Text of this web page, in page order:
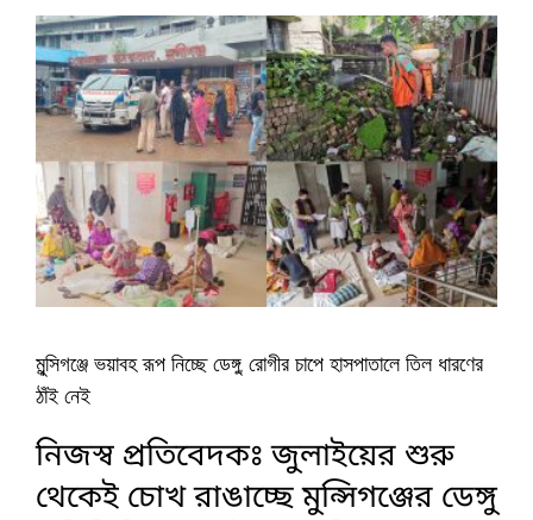
মুন্সিগঞ্জে ভয়াবহ রূপ নিচ্ছে ডেঙ্গু, রোগীর চাপে হাসপাতালে তিল ধারণের
ঠাঁই নেই
নিজস্ব প্রতিবেদকঃ জুলাইয়ের শুরু
থেকেই চোখ রাঙাচ্ছে মুন্সিগঞ্জের ডেঙ্গু